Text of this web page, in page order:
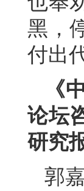
黑，
付出
《
论坛
研究
郭